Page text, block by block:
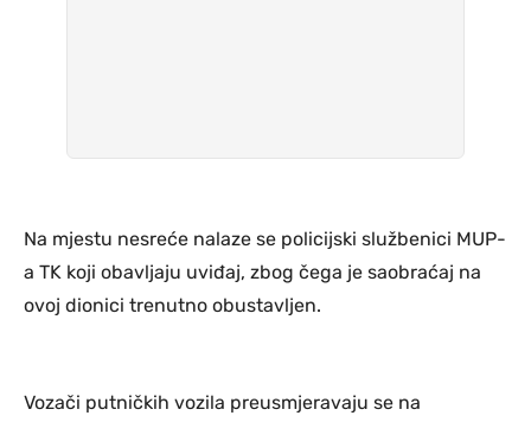
Na mjestu nesreće nalaze se policijski službenici MUP-
a TK koji obavljaju uviđaj, zbog čega je saobraćaj na
ovoj dionici trenutno obustavljen.
Vozači putničkih vozila preusmjeravaju se na